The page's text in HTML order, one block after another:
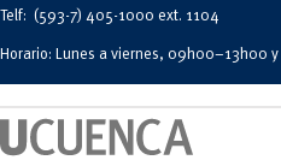
Telf: (593-7) 405-1000 ext. 1104
Horario: Lunes a viernes, 09h00–13h00